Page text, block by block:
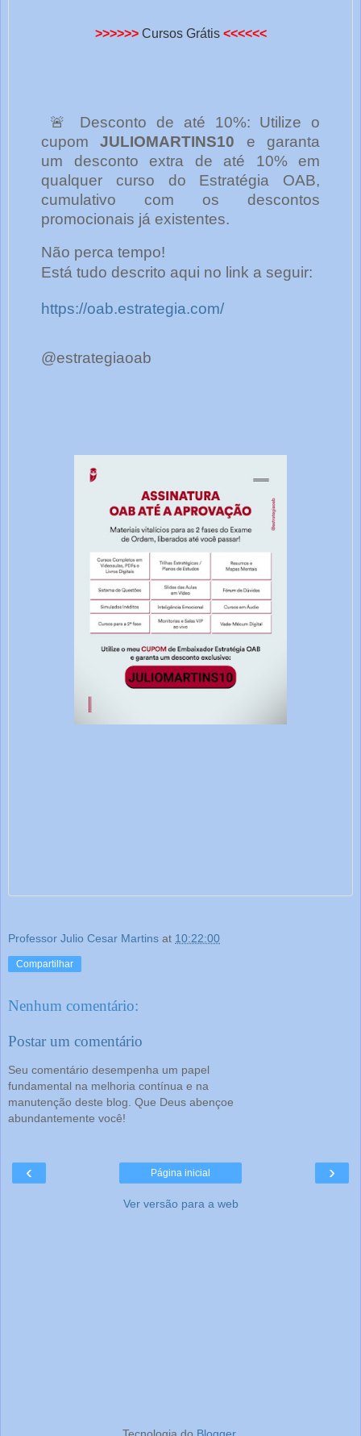
>>>>>> Cursos Grátis <<<<<<
🚨 Desconto de até 10%: Utilize o
cupomJULIOMARTINS10 e garanta
um desconto extra de até 10% em
qualquer curso do Estratégia OAB,
cumulativo com os descontos
promocionais já existentes.
Não perca tempo!
Está tudo descrito aqui no link a seguir:
https://oab.estrategia.com/
@estrategiaoab
Professor Julio Cesar Martins at 10:22:00
Compartilhar
Nenhum comentário:
Postar um comentário
Seu comentário desempenha um papel
fundamental na melhoria contínua e na
manutenção deste blog. Que Deus abençoe
abundantemente você!
‹ ›
Página inicial
Ver versão para a web
Tecnologia do Blogger.